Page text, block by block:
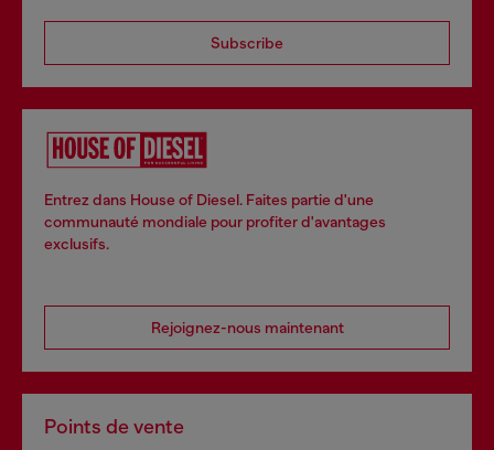
Subscribe
Entrez dans House of Diesel. Faites partie d'une
communauté mondiale pour profiter d'avantages
exclusifs.
Rejoignez-nous maintenant
Points de vente